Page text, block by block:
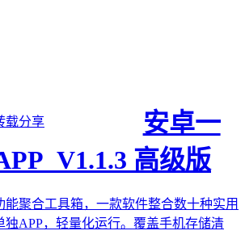
载分享
安卓一
高级版
能聚合工具箱，一款软件整合数十种实用
独APP，轻量化运行。覆盖手机存储清